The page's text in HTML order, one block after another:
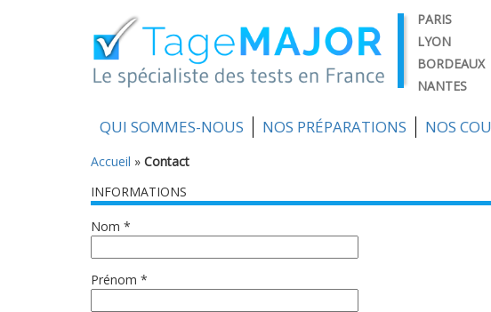
PARIS
LYON
BORDEAUX
NANTES
QUI SOMMES-NOUS NOS PRÉPARATIONS NOS
Accueil » Contact
INFORMATIONS
Nom *
Prénom *